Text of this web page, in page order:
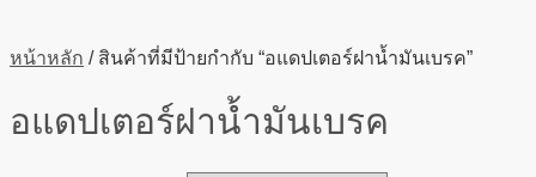
หน้าหลัก / สินค้าที่มีป้ายกำกับ “อแดปเตอร์ฝาน้ำมันเบรค”
อแดปเตอร์ฝาน้ำมันเบรค